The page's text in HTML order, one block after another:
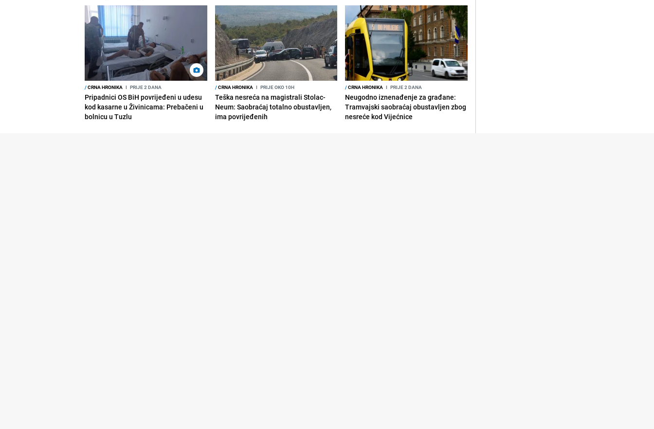
/CRNA HRONIKA I PRIJE 2 DANA
Pripadnici OS BiH povrijeđeni u udesu
kod kasarne u Živinicama: Prebačeni u
bolnicu u Tuzlu
/CRNA HRONIKA I PRIJE OKO 10H
Teška nesreća na magistrali Stolac-
Neum: Saobraćaj totalno obustavljen,
ima povrijeđenih
/CRNA HRONIKA I PRIJE 2 DANA
Neugodno iznenađenje za građane:
Tramvajski saobraćaj obustavljen zbog
nesreće kod Vijećnice